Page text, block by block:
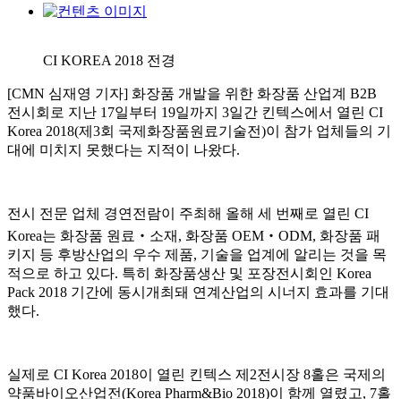
CI KOREA 2018 전경
[CMN 심재영 기자] 화장품 개발을 위한 화장품 산업계 B2B
전시회로 지난 17일부터 19일까지 3일간 킨텍스에서 열린 CI
Korea 2018(제3회 국제화장품원료기술전)이 참가 업체들의 기
대에 미치지 못했다는 지적이 나왔다.
전시 전문 업체 경연전람이 주최해 올해 세 번째로 열린 CI
Korea는 화장품 원료‧소재, 화장품 OEM‧ODM, 화장품 패
키지 등 후방산업의 우수 제품, 기술을 업계에 알리는 것을 목
적으로 하고 있다. 특히 화장품생산 및 포장전시회인 Korea
Pack 2018 기간에 동시개최돼 연계산업의 시너지 효과를 기대
했다.
실제로 CI Korea 2018이 열린 킨텍스 제2전시장 8홀은 국제의
약품바이오산업전(Korea Pharm&Bio 2018)이 함께 열렸고, 7홀